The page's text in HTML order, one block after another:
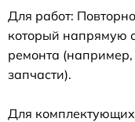
Для работ:
который напрямую
ремонта
запчасти).
Для